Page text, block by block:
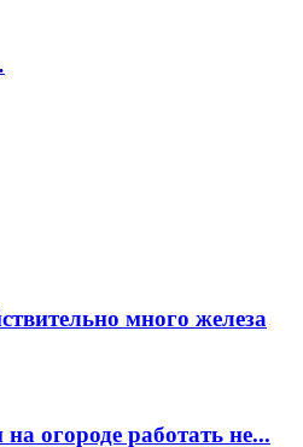
много железа
огороде работать не...